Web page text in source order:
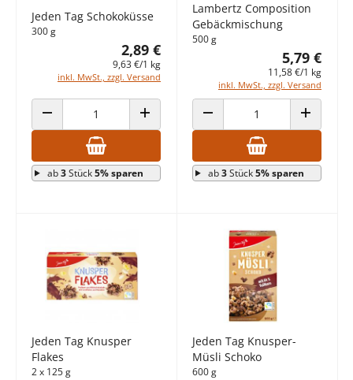
Jeden Tag Schokoküsse
300 g
2,89 €
9,63 €/1 kg
inkl. MwSt., zzgl. Versand
ANZAHL VERRINGERN ANZAHL ERHÖHEN
ab3Stück5% sparen
Lambertz Composition
Gebäckmischung
500 g
5,79 €
11,58 €/1 kg
inkl. MwSt., zzgl. Versand
ANZAHL VERRINGERN ANZAHL
ab3Stück5% sparen
Jeden Tag Knusper
Flakes
2 x 125 g
Jeden Tag Knusper-
Müsli Schoko
600 g